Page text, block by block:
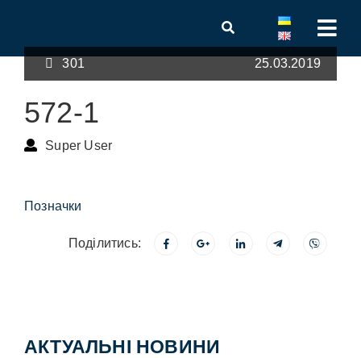
301 25.03.2019
572-1
Super User
Позначки
Поділитись:
АКТУАЛЬНІ НОВИНИ